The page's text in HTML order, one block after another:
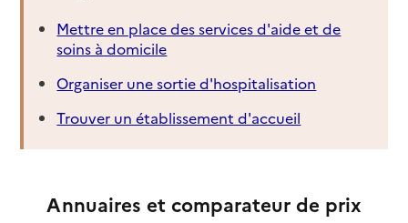
Mettre en place des services d'aide et de
soins à domicile
Organiser une sortie d'hospitalisation
Trouver un établissement d'accueil
Annuaires et comparateur de prix